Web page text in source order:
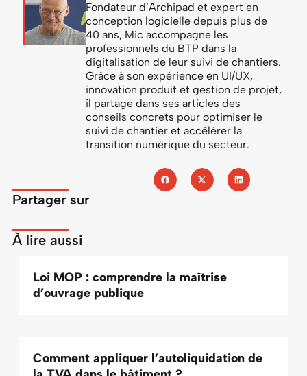
Fondateur d’Archipad et expert en
conception logicielle depuis plus de
40 ans, Mic accompagne les
professionnels du BTP dans la
digitalisation de leur suivi de chantiers.
Grâce à son expérience en UI/UX,
innovation produit et gestion de projet,
il partage dans ses articles des
conseils concrets pour optimiser le
suivi de chantier et accélérer la
transition numérique du secteur.
Partager sur
À lire aussi
Loi MOP : comprendre la maîtrise
d’ouvrage publique
Comment appliquer l’autoliquidation de